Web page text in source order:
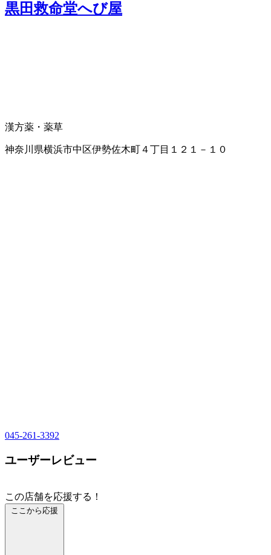
黒田救命堂へび屋
漢方薬・薬草
神奈川県横浜市中区伊勢佐木町４丁目１２１－１０
045-261-3392
ユーザーレビュー
この店舗を応援する！
ここから応援